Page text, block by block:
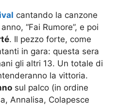
cantando la canzone
“Fai Rumore”, e poi
. Il pezzo forte, come
in gara: questa sera
gli altri 13. Un totale di
la vittoria.
sul palco (in ordine
Annalisa, Colapesce